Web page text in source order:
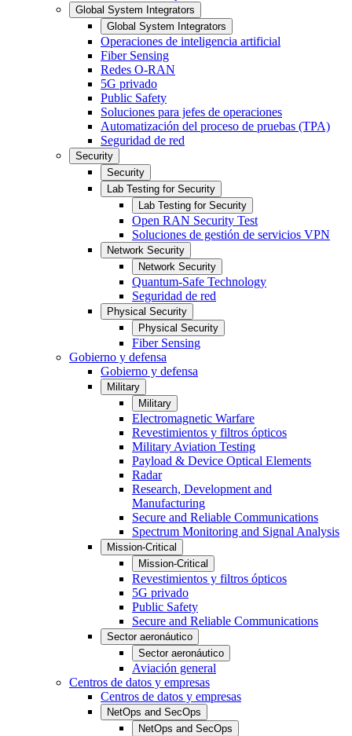
Global System Integrators
Global System Integrators
Operaciones de inteligencia artificial
Fiber Sensing
Redes O-RAN
5G privado
Public Safety
Soluciones para jefes de operaciones
Automatización del proceso de pruebas (TPA)
Seguridad de red
Security
Security
Lab Testing for Security
Lab Testing for Security
Open RAN Security Test
Soluciones de gestión de servicios VPN
Network Security
Network Security
Quantum-Safe Technology
Seguridad de red
Physical Security
Physical Security
Fiber Sensing
Gobierno y defensa
Gobierno y defensa
Military
Military
Electromagnetic Warfare
Revestimientos y filtros ópticos
Military Aviation Testing
Payload & Device Optical Elements
Radar
Research, Development and
Manufacturing
Secure and Reliable Communications
Spectrum Monitoring and Signal Analysis
Mission-Critical
Mission-Critical
Revestimientos y filtros ópticos
5G privado
Public Safety
Secure and Reliable Communications
Sector aeronáutico
Sector aeronáutico
Aviación general
Centros de datos y empresas
Centros de datos y empresas
NetOps and SecOps
NetOps and SecOps